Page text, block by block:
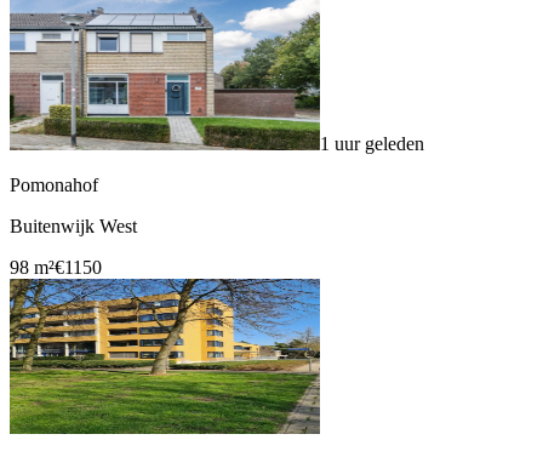
1 uur geleden
Pomonahof
Buitenwijk West
98 m²€1150